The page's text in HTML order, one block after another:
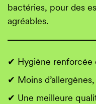
bactéries, pour des
agréables.
✔ Hygiène renforcée
✔ Moins
✔ Une meilleure